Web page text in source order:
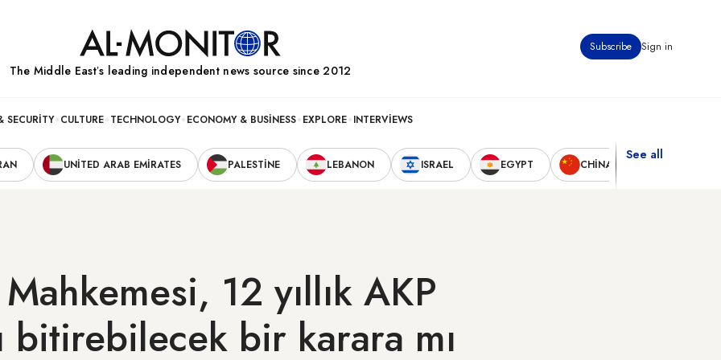
Subscribe Sign in
The Middle Eastʼs leading independent news source since 2012
SECURITY CULTURE TECHNOLOGY ECONOMY & BUSINESS EXPLORE INTERVIEWS
UNITED ARAB EMIRATES PALESTINE LEBANON ISRAEL EGYPT CHINA
See all
12 yıllık AKP
bitirebilecek bir karara mı